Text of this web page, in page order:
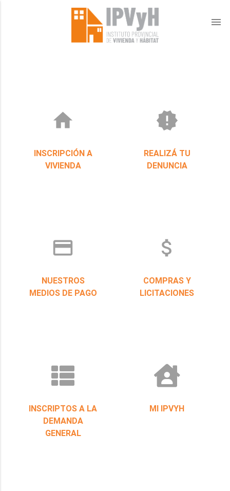
menu
home
INSCRIPCIÓN A
VIVIENDA
new_releases
REALIZÁ TU
DENUNCIA
credit_card
NUESTROS
MEDIOS DE PAGO
attach_money
COMPRAS Y
LICITACIONES
INSCRIPTOS A LA
DEMANDA
GENERAL
MI IPVYH